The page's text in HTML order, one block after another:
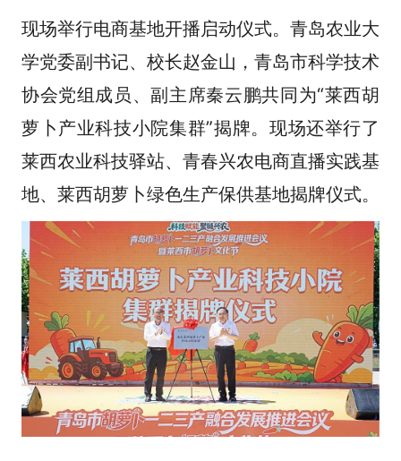
现场举行电商基地开播启动仪式。青岛农业大
学党委副书记、校长赵金山，青岛市科学技术
协会党组成员、副主席秦云鹏共同为“莱西胡
萝卜产业科技小院集群”揭牌。现场还举行了
莱西农业科技驿站、青春兴农电商直播实践基
地、莱西胡萝卜绿色生产保供基地揭牌仪式。